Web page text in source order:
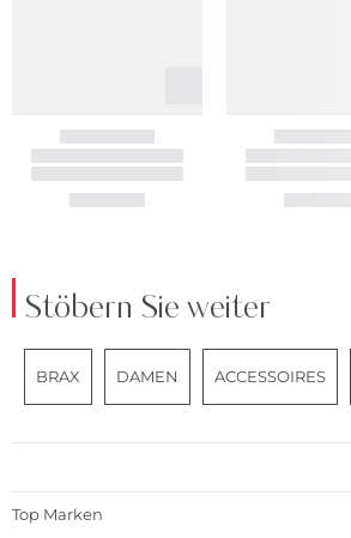
Stöbern Sie weiter
BRAX DAMEN ACCESSOIRES
Top Marken